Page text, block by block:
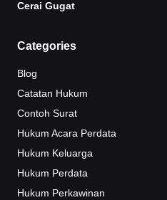
Cerai Gugat
Categories
Blog
Catatan Hukum
Contoh Surat
Hukum Acara Perdata
Hukum Keluarga
Hukum Perdata
Hukum Perkawinan